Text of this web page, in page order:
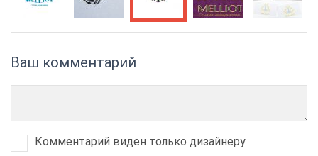
Ваш комментарий
Комментарий виден только дизайнеру